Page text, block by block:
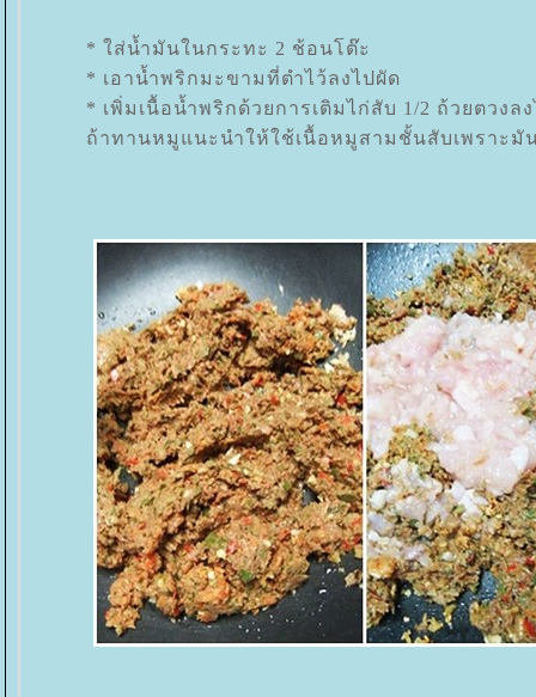
* ใส่น้ำมันในกระทะ 2 ช้อนโต๊ะ
* เอาน้ำพริกมะขามที่ตำไว้ลงไปผัด
* เพิ่มเนื้อน้ำพริกด้วยการเติมไก่สับ 1/2 ถ้วยตวง
ถ้าทานหมูแนะนำให้ใช้เนื้อหมูสามชั้นสับเพราะมั